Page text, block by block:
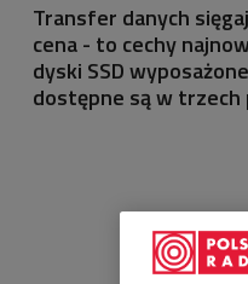
Transfer danych
cena - to cechy
dyski SSD
dostępne są w trzech